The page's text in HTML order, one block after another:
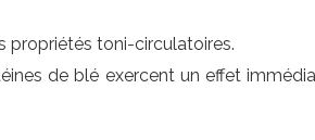
propriétés toni-circulatoires.
de blé exercent un effet